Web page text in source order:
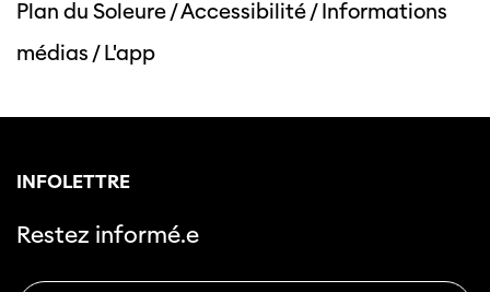
Cette page ne s'affiche pas de manière
optimale avec Internet Explorer. Veuillez
Plan du Soleure/Accessibilité/Informations
médias /L'app
INFOLETTRE
Restez informé.e